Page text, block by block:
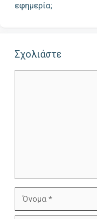
εφημερία;
Σχολιάστε
Όνομα